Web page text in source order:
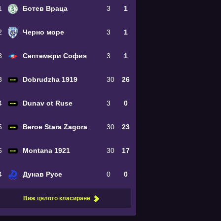
Ботев Враца 3 1
Черно море 3 1
Септември София 3 1
Dobrudzha 1919 30 26
Dunav ot Ruse 3 0
Beroe Stara Zagora 30 23
Montana 1921 30 17
Дунав Русе 0 0
Виж цялото класиране